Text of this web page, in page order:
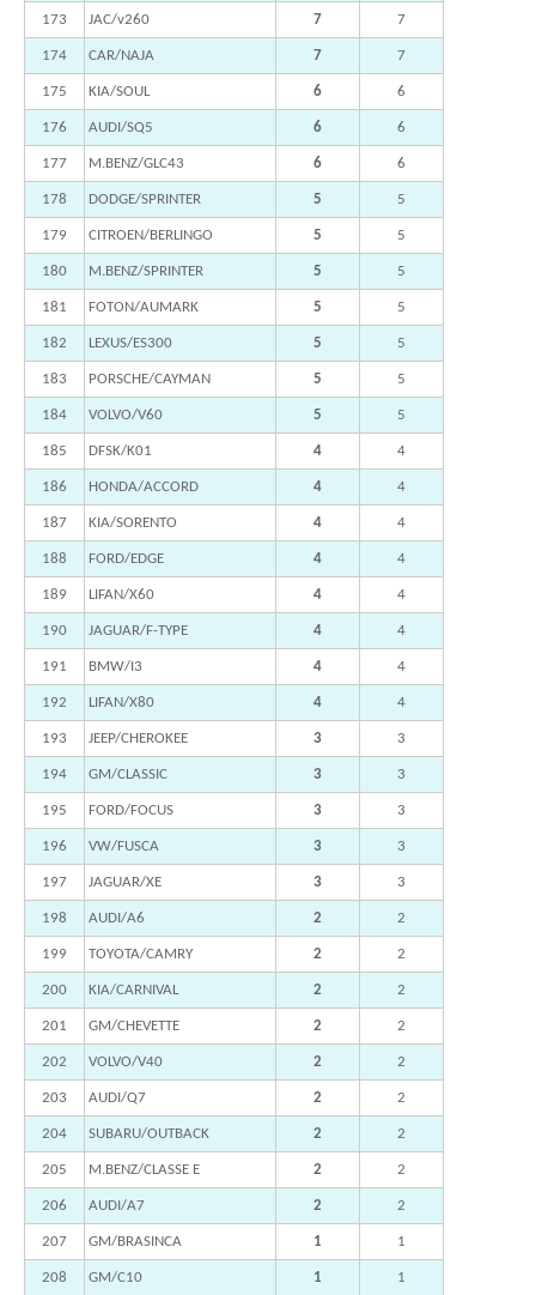
173 JAC/v260 7 7
174 CAR/NAJA 7 7
175 KIA/SOUL 6 6
176 AUDI/SQ5 6 6
177 M.BENZ/GLC43 6 6
178 DODGE/SPRINTER 5 5
179 CITROEN/BERLINGO 5 5
180 M.BENZ/SPRINTER 5 5
181 FOTON/AUMARK 5 5
182 LEXUS/ES300 5 5
183 PORSCHE/CAYMAN 5 5
184 VOLVO/V60 5 5
185 DFSK/K01 4 4
186 HONDA/ACCORD 4 4
187 KIA/SORENTO 4 4
188 FORD/EDGE 4 4
189 LIFAN/X60 4 4
190 JAGUAR/F-TYPE 4 4
191 BMW/I3 4 4
192 LIFAN/X80 4 4
193 JEEP/CHEROKEE 3 3
194 GM/CLASSIC 3 3
195 FORD/FOCUS 3 3
196 VW/FUSCA 3 3
197 JAGUAR/XE 3 3
198 AUDI/A6 2 2
199 TOYOTA/CAMRY 2 2
200 KIA/CARNIVAL 2 2
201 GM/CHEVETTE 2 2
202 VOLVO/V40 2 2
203 AUDI/Q7 2 2
204 SUBARU/OUTBACK 2 2
205 M.BENZ/CLASSE E 2 2
206 AUDI/A7 2 2
207 GM/BRASINCA 1 1
208 GM/C10 1 1